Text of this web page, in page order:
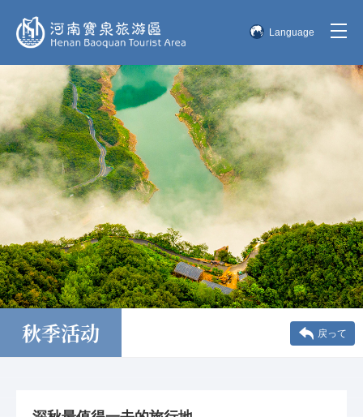
Language
English
한국어
日本語
秋季活动 戻って